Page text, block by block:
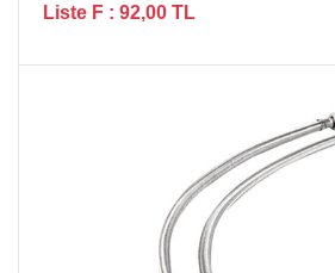
Liste F : 92,00 TL